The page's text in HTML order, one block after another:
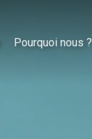
Pourquoi nous ?